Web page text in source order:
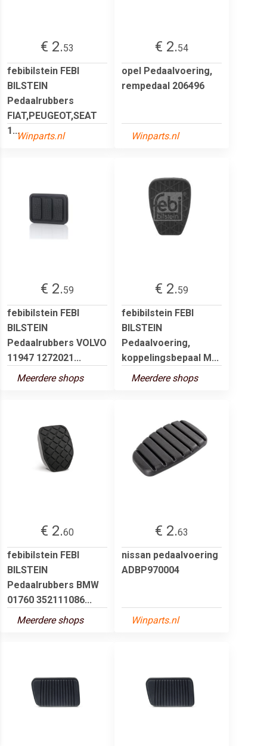
€ 2.53
febibilstein FEBI
BILSTEIN
Pedaalrubbers
FIAT,PEUGEOT,SEAT
1...Winparts.nl
€ 2.54
opel Pedaalvoering,
rempedaal 206496
Winparts.nl
€ 2.59
febibilstein FEBI
BILSTEIN
Pedaalrubbers VOLVO
11947 1272021...
Meerdere shops
€ 2.59
febibilstein FEBI
BILSTEIN
Pedaalvoering,
koppelingsbepaal M...
Meerdere shops
€ 2.60
febibilstein FEBI
BILSTEIN
Pedaalrubbers BMW
01760 352111086...
Meerdere shops
€ 2.63
nissan pedaalvoering
ADBP970004
Winparts.nl